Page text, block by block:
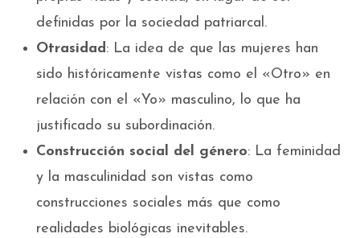
definidas por la sociedad patriarcal.
Otrasidad: La idea de que las mujeres han
sido históricamente vistas como el «Otro» en
relación con el «Yo» masculino, lo que ha
justificado su subordinación.
Construcción social del género: La feminidad
y la masculinidad son vistas como
construcciones sociales más que como
realidades biológicas inevitables.